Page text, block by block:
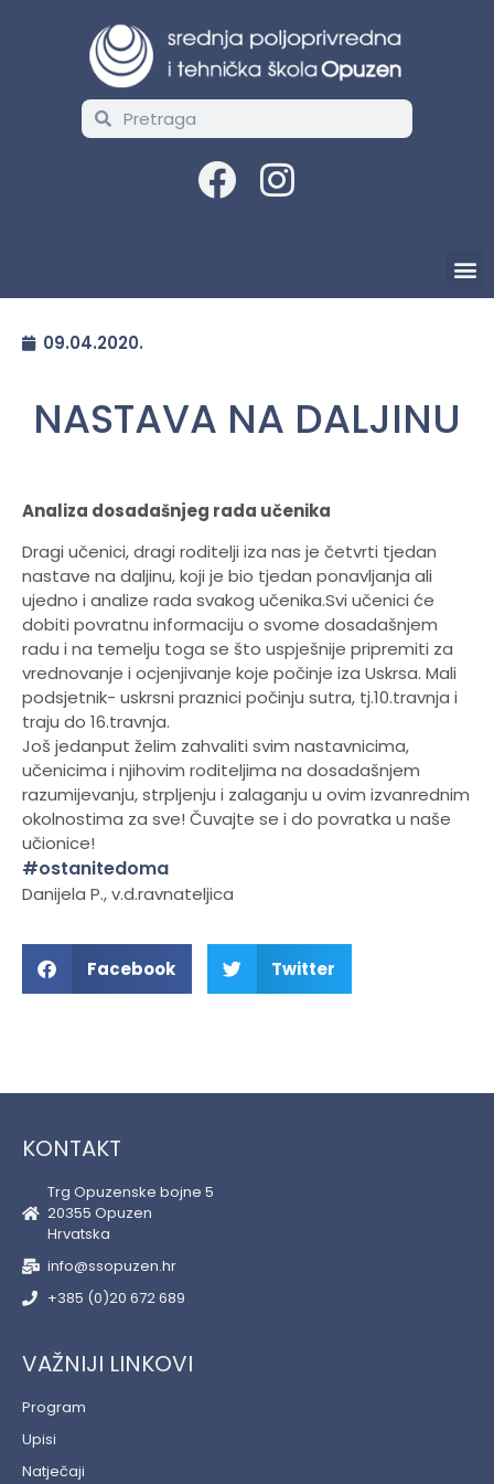
09.04.2020.
NASTAVA NA DALJINU
Analiza dosadašnjeg rada učenika
Dragi učenici, dragi roditelji iza nas je četvrti tjedan
nastave na daljinu, koji je bio tjedan ponavljanja ali
ujedno i analize rada svakog učenika.Svi učenici će
dobiti povratnu informaciju o svome dosadašnjem
radu i na temelju toga se što uspješnije pripremiti za
vrednovanje i ocjenjivanje koje počinje iza Uskrsa. Mali
podsjetnik- uskrsni praznici počinju sutra, tj.10.travnja i
traju do 16.travnja.
Još jedanput želim zahvaliti svim nastavnicima,
učenicima i njihovim roditeljima na dosadašnjem
razumijevanju, strpljenju i zalaganju u ovim izvanrednim
okolnostima za sve! Čuvajte se i do povratka u naše
učionice!
#ostanitedoma
Danijela P., v.d.ravnateljica
Facebook Twitter
KONTAKT
Trg Opuzenske bojne 5
20355 Opuzen
Hrvatska
info@ssopuzen.hr
+385 (0)20 672 689
VAŽNIJI LINKOVI
Program
Upisi
Natječaji